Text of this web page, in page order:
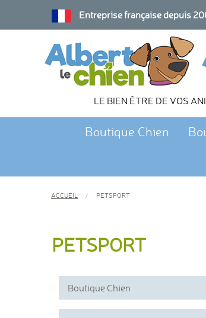
Entreprise française depuis
LE BIEN ÊTRE DE VOS
Boutique Chien
ACCUEIL PETSPORT
PETSPORT
Boutique Chien